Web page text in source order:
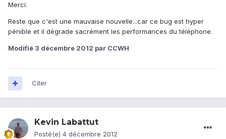
Merci.
Reste que c'est une mauvaise nouvelle...car ce bug est hyper
pénible et il dégrade sacrément les performances du téléphone.
Modifié 3 décembre 2012 par CCWH
Citer
Kevin Labattut
Posté(e) 4 décembre 2012